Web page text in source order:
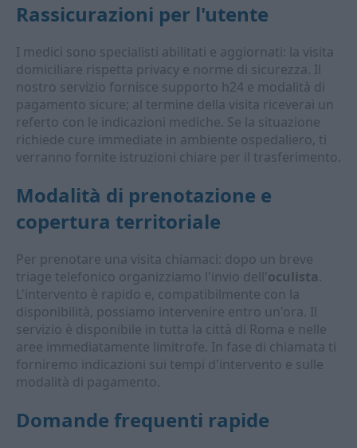
Rassicurazioni per l'utente
I medici sono specialisti abilitati e aggiornati: la visita
domiciliare rispetta privacy e norme di sicurezza. Il
nostro servizio fornisce supporto h24 e modalità di
pagamento sicure; al termine della visita riceverai un
referto con le indicazioni mediche. Se la situazione
richiede cure immediate in ambiente ospedaliero, ti
verranno fornite istruzioni chiare per il trasferimento.
Modalità di prenotazione e
copertura territoriale
Per prenotare una visita chiamaci: dopo un breve
triage telefonico organizziamo l'invio dell'oculista.
L'intervento è rapido e, compatibilmente con la
disponibilità, possiamo intervenire entro un'ora. Il
servizio è disponibile in tutta la città di Roma e nelle
aree immediatamente limitrofe. In fase di chiamata ti
forniremo indicazioni sui tempi d'intervento e sulle
modalità di pagamento.
Domande frequenti rapide